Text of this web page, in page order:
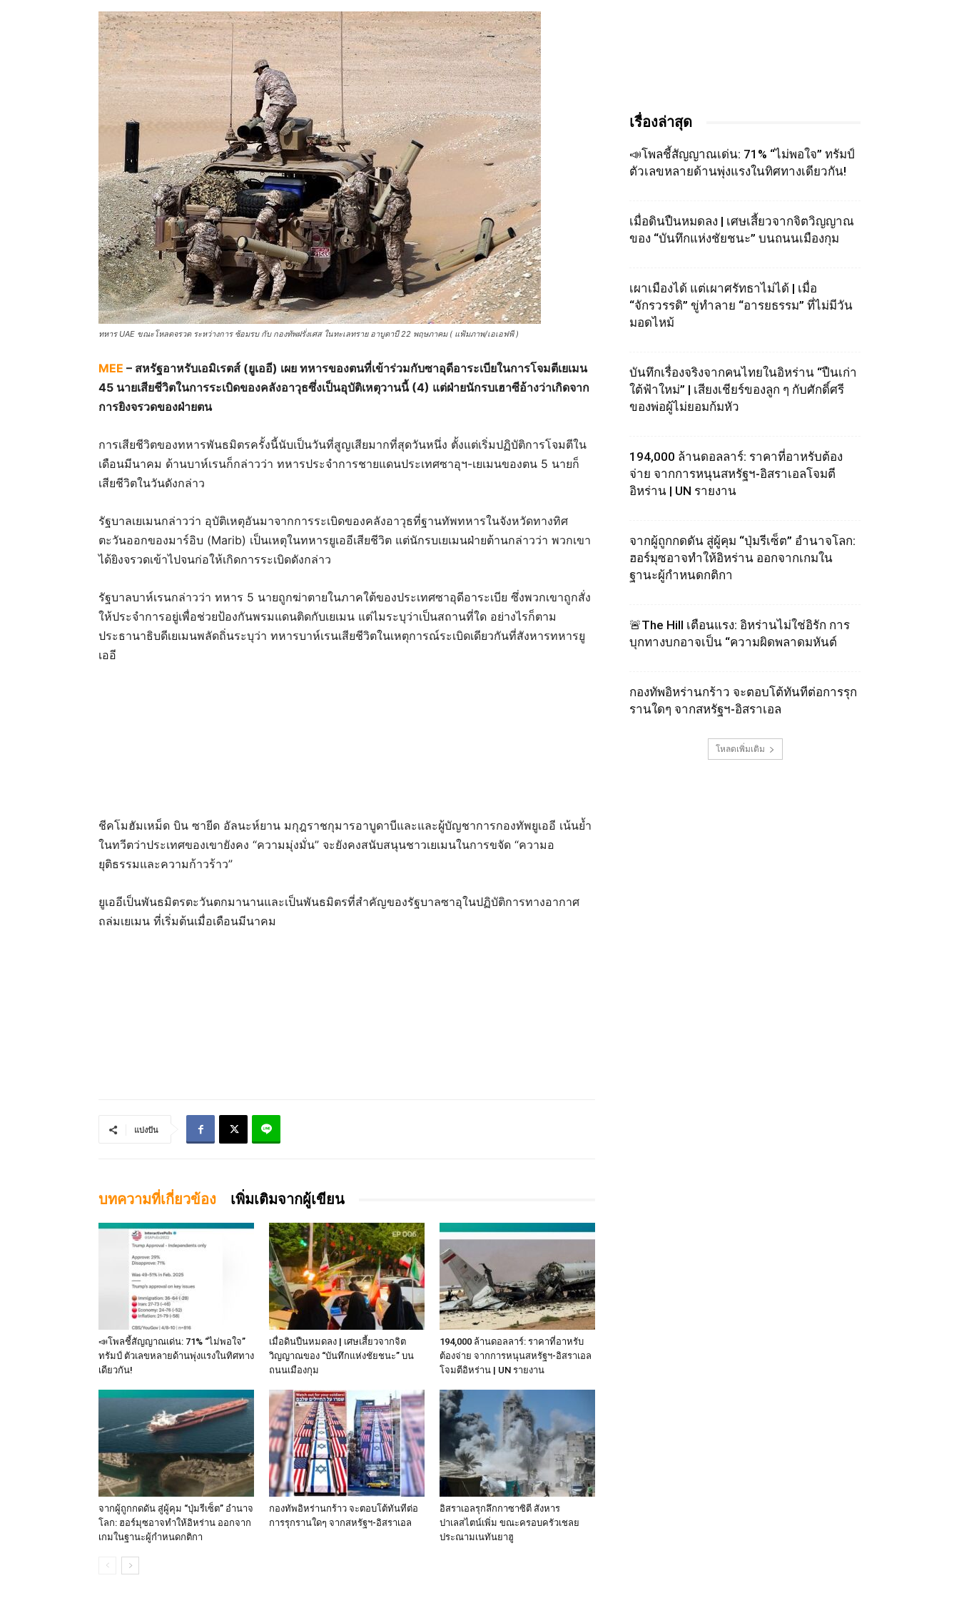
ทหาร UAE ขณะโหลดจรวด ระหว่างการ ซ้อมรบ กับ กองทัพฝรั่งเศส ในทะเลทราย อาบูดาบี 22 พฤษภาคม ( แฟ้มภาพ/เอเอฟพี )
MEE – สหรัฐอาหรับเอมิเรตส์ (ยูเออี) เผย ทหารของตนที่เข้าร่วมกับซาอุดีอาระเบียในการโจมตีเยเมน
45 นายเสียชีวิตในการระเบิดของคลังอาวุธซึ่งเป็นอุบัติเหตุวานนี้ (4) แต่ฝ่ายนักรบเฮาซีอ้างว่าเกิดจาก
การยิงจรวดของฝ่ายตน
การเสียชีวิตของทหารพันธมิตรครั้งนี้นับเป็นวันที่สูญเสียมากที่สุดวันหนึ่ง ตั้งแต่เริ่มปฏิบัติการโจมตีใน
เดือนมีนาคม ด้านบาห์เรนก็กล่าวว่า ทหารประจำการชายแดนประเทศซาอุฯ-เยเมนของตน 5 นายก็
เสียชีวิตในวันดังกล่าว
รัฐบาลเยเมนกล่าวว่า อุบัติเหตุอันมาจากการระเบิดของคลังอาวุธที่ฐานทัพทหารในจังหวัดทางทิศ
ตะวันออกของมาร์อิบ (Marib) เป็นเหตุในทหารยูเออีเสียชีวิต แต่นักรบเยเมนฝ่ายต้านกล่าวว่า พวกเขา
ได้ยิงจรวดเข้าไปจนก่อให้เกิดการระเบิดดังกล่าว
รัฐบาลบาห์เรนกล่าวว่า ทหาร 5 นายถูกฆ่าตายในภาคใต้ของประเทศซาอุดีอาระเบีย ซึ่งพวกเขาถูกสั่ง
ให้ประจำการอยู่เพื่อช่วยป้องกันพรมแดนติดกับเยเมน แต่ไมระบุว่าเป็นสถานที่ใด อย่างไรก็ตาม
ประธานาธิบดีเยเมนพลัดถิ่นระบุว่า ทหารบาห์เรนเสียชีวิตในเหตุการณ์ระเบิดเดียวกันที่สังหารทหารยู
เออี
ชีคโมฮัมเหม็ด บิน ซายีด อัลนะห์ยาน มกุฎราชกุมารอาบูดาบีและและผู้บัญชาการกองทัพยูเออี เน้นย้ำ
ในทวีตว่าประเทศของเขายังคง “ความมุ่งมั่น” จะยังคงสนับสนุนชาวเยเมนในการขจัด “ความอ
ยุติธรรมและความก้าวร้าว”
ยูเออีเป็นพันธมิตรตะวันตกมานานและเป็นพันธมิตรที่สำคัญของรัฐบาลซาอุในปฏิบัติการทางอากาศ
ถล่มเยเมน ที่เริ่มต้นเมื่อเดือนมีนาคม
แบ่งปัน
บทความที่เกี่ยวข้อง เพิ่มเติมจากผู้เขียน
📣โพลชี้สัญญาณเด่น: 71% “ไม่พอใจ”
ทรัมป์ ตัวเลขหลายด้านพุ่งแรงในทิศทาง
เดียวกัน!
เมื่อดินปืนหมดลง | เศษเสี้ยวจากจิต
วิญญาณของ “บันทึกแห่งชัยชนะ” บน
ถนนเมืองกุม
194,000 ล้านดอลลาร์: ราคาที่อาหรับ
ต้องจ่าย จากการหนุนสหรัฐฯ‑อิสราเอล
โจมตีอิหร่าน | UN รายงาน
จากผู้ถูกกดดัน สู่ผู้คุม “ปุ่มรีเซ็ต” อำนาจ
โลก: ฮอร์มุซอาจทำให้อิหร่าน ออกจาก
เกมในฐานะผู้กำหนดกติกา
กองทัพอิหร่านกร้าว จะตอบโต้ทันทีต่อ
การรุกรานใดๆ จากสหรัฐฯ-อิสราเอล
อิสราเอลรุกลึกกาซาซิตี สังหาร
ปาเลสไตน์เพิ่ม ขณะครอบครัวเชลย
ประณามเนทันยาฮู
เรื่องล่าสุด
📣โพลชี้สัญญาณเด่น: 71% “ไม่พอใจ” ทรัมป์
ตัวเลขหลายด้านพุ่งแรงในทิศทางเดียวกัน!
เมื่อดินปืนหมดลง | เศษเสี้ยวจากจิตวิญญาณ
ของ “บันทึกแห่งชัยชนะ” บนถนนเมืองกุม
เผาเมืองได้ แต่เผาศรัทธาไม่ได้ | เมื่อ
“จักรวรรดิ” ขู่ทำลาย “อารยธรรม” ที่ไม่มีวัน
มอดไหม้
บันทึกเรื่องจริงจากคนไทยในอิหร่าน “ปืนเก่า
ใต้ฟ้าใหม่” | เสียงเชียร์ของลูก ๆ กับศักดิ์ศรี
ของพ่อผู้ไม่ยอมก้มหัว
194,000 ล้านดอลลาร์: ราคาที่อาหรับต้อง
จ่าย จากการหนุนสหรัฐฯ‑อิสราเอลโจมตี
อิหร่าน | UN รายงาน
จากผู้ถูกกดดัน สู่ผู้คุม “ปุ่มรีเซ็ต” อำนาจโลก:
ฮอร์มุซอาจทำให้อิหร่าน ออกจากเกมใน
ฐานะผู้กำหนดกติกา
🚨The Hill เตือนแรง: อิหร่านไม่ใช่อิรัก การ
บุกทางบกอาจเป็น “ความผิดพลาดมหันต์
กองทัพอิหร่านกร้าว จะตอบโต้ทันทีต่อการรุก
รานใดๆ จากสหรัฐฯ-อิสราเอล
โหลดเพิ่มเติม